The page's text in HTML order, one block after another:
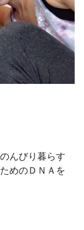
んびり暮らす
めのＤＮＡを